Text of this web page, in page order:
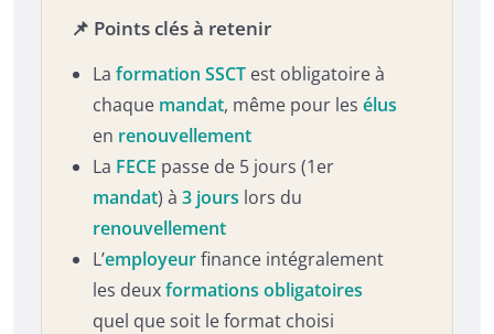
📌 Points clés à retenir
La formation SSCT est obligatoire à
chaque mandat, même pour les élus
en renouvellement
La FECE passe de 5 jours (1er
mandat) à 3 jours lors du
renouvellement
L’employeurfinance intégralement
les deuxformations obligatoires
quel que soit le format choisi